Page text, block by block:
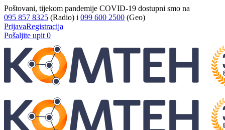
Poštovani, tijekom pandemije COVID-19 dostupni smo na
095 857 8325 (Radio) i 099 600 2500 (Geo)
PrijavaRegistracija
Pošaljite upit 0